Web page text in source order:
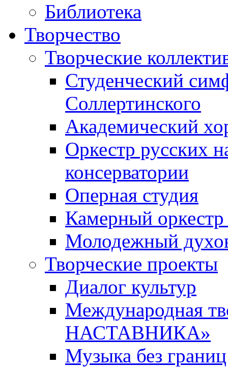
Библиотека
Творчество
Творческие
Студенческий
Соллертинского
Академический
Оркестр русских
консерватории
Оперная студия
Камерный оркестр
Молодежный
Творческие проекты
Диалог культур
Международная
НАСТАВНИКА»
Музыка без границ